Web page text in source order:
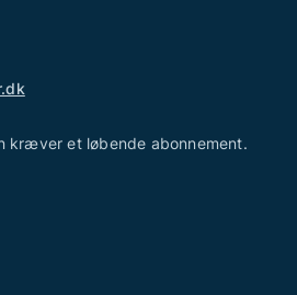
kræver et løbende abonnement.